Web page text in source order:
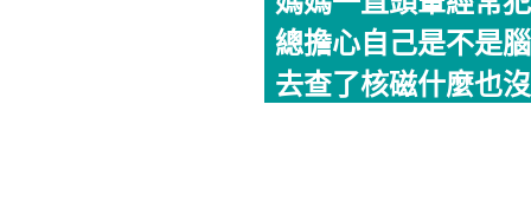
總擔心自己是不是
去查了核磁什麼也